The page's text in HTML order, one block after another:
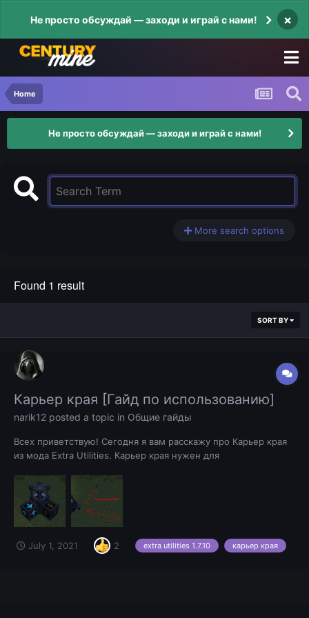
Не просто обсуждай — заходи и играй с нами! ×
Home
Не просто обсуждай — заходи и играй с нами!
More search options
Found 1 result
SORT BY
Карьер края [Гайд по использованию]
narik12 posted a topic in Общие гайды
Всех приветствую! Сегодня я вам расскажу про Карьер края
из мода Extra Utilities. Карьер края нужен для
использовать в копательном мире (/mmw) и в аду. Принцип
его работы заключается: в автоматическом выкапывании
блоков и авто-заменой их на...
July 1, 2021 2 extra utilities 1.7.10 карьер края